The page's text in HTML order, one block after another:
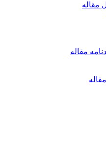
مقاله